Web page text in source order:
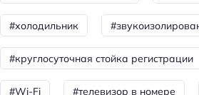
Детские кроватки/люльки
Бизнес-услуги
Оснащение бизнес-центра:
Оснащение бизнес-центра:
#холодильник
#круглосуточная стойка регистрации
#Wi-Fi #телевизор в номере